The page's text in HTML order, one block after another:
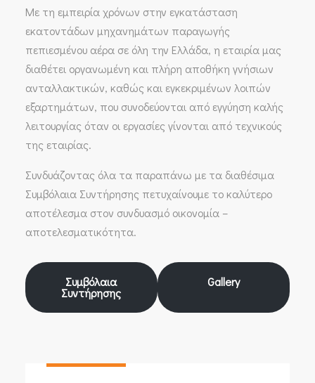
Με τη εμπειρία χρόνων στην εγκατάσταση
εκατοντάδων μηχανημάτων παραγωγής
πεπιεσμένου αέρα σε όλη την Ελλάδα, η εταιρία μας
διαθέτει οργανωμένη και πλήρη απoθήκη γνήσιων
ανταλλακτικών, καθώς και εγκεκριμένων λοιπών
εξαρτημάτων, που συνοδεύονται από εγγύηση καλής
λειτουργίας όταν οι εργασίες γίνονται από τεχνικούς
της εταιρίας.
Συνδυάζοντας όλα τα παραπάνω με τα διαθέσιμα
Συμβόλαια Συντήρησης πετυχαίνουμε το καλύτερο
αποτέλεσμα στον συνδυασμό οικονομία –
αποτελεσματικότητα.
Συμβόλαια
Συντήρησης
Gallery